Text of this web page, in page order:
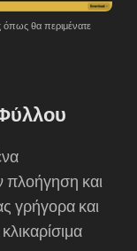
όπως θα περιμένατε
πλοήγηση και
γρήγορα και